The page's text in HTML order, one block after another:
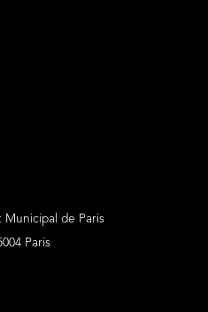
de Paris
Paris